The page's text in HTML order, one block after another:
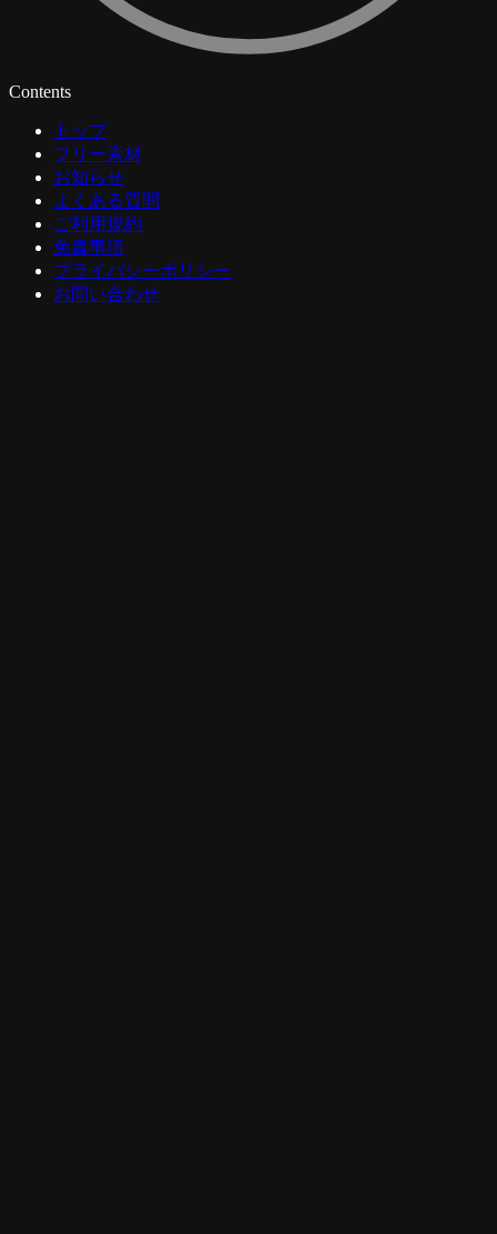
Contents
トップ
フリー素材
お知らせ
よくある質問
ご利用規約
免責事項
プライバシーポリシー
お問い合わせ